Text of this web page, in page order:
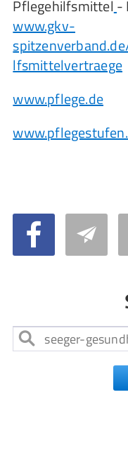
Pflegehilfsmittel -
www.gkv-
lfsmittelvertraege
www.pflege.de